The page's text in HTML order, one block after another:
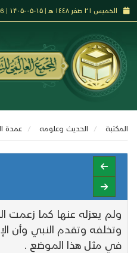
الخميس ٢١ صفر ١٤٤٨ هـ | ۱۵-۰۵-۱۴۰۵ | 06-08-2026
المكتبة الحديث وعلومه عمدة
ولم يعزله عنها كما زعمت
وتخلفه وتقدم النبي وأن
في مثل هذا الموضع .